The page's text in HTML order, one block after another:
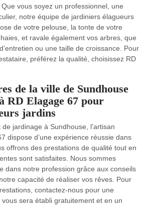
vous soyez un professionnel, une
notre équipe de jardiniers élagueurs
de votre pelouse, la tonte de votre
et ravale également vos arbres, que
ou une taille de croissance. Pour
préférez la qualité, choisissez RD
de la ville de Sundhouse
RD Elagage 67 pour
jardins
jardinage à Sundhouse, l’artisan
dispose d’une expérience réussie dans
offrons des prestations de qualité tout en
sont satisfaites. Nous sommes
dans notre profession grâce aux conseils
capacité de réaliser vos rêves. Pour
contactez-nous pour une
sera établi gratuitement et en un